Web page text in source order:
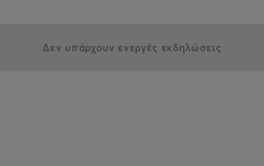
Δεν υπάρχουν ενεργές εκδηλώσεις